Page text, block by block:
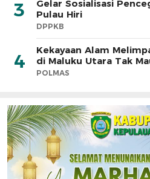
3
Gelar Sosialisasi
Pulau Hiri
DPPKB
4
Kekayaan Alam
di Maluku Utara Tak
POLMAS